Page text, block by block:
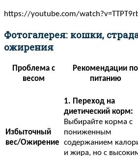
https://youtube.com/
Фотогалерея: кошки,
ожирения
Проблема с
весом
Рекомендации по
питанию
Избыточный
вес/Ожирение
1. Переход на
диетический корм:
Выбирайте корма с
пониженным
содержанием
и жира, но с